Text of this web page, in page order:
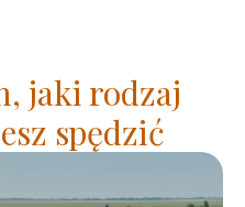
jaki rodzaj
spędzić